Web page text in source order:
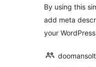
By using this
add meta
your